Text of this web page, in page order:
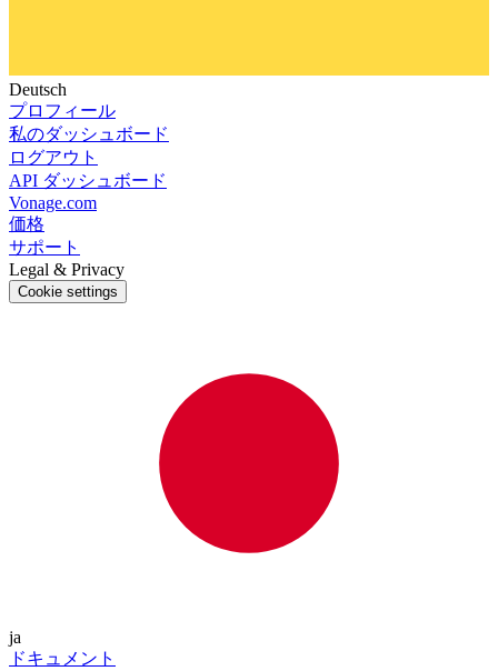
Deutsch
プロフィール
私のダッシュボード
ログアウト
API ダッシュボード
Vonage.com
価格
サポート
Legal & Privacy
Cookie settings
ja
ドキュメント